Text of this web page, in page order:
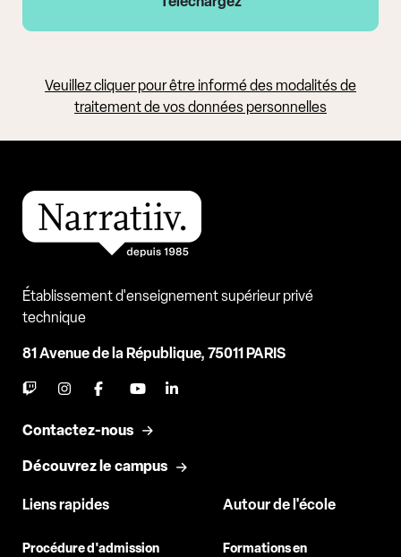
Veuillez cliquer pour être informé des modalités de
traitement de vos données personnelles
Établissement d'enseignement supérieur privé
technique
81 Avenue de la République, 75011 PARIS
Contactez-nous
Découvrez le campus
Liens rapides
Procédure d'admission
Autour de l'école
Formations en